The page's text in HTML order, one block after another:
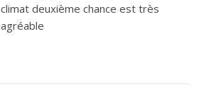
climat deuxième chance est très
agréable